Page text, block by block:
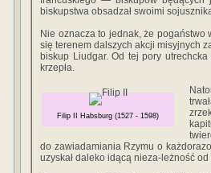
biskupstwa obsadzał swoimi
Nie oznacza to jednak, że pogaństwo
się terenem dalszych akcji misyjnych
biskup Liudgar. Od tej pory
krzepła.
Filip II Habsburg (1527 - 1598)
do zawiadamiania Rzymu o
uzyskał daleko idącą nieza-leżność